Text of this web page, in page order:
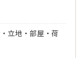
立地・部屋・荷